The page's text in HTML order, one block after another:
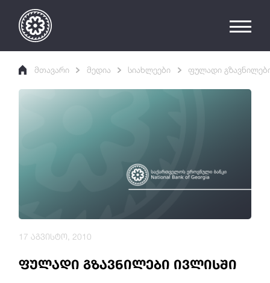
მთავარი მედია სიახლეები ფულადი
ფულადი გზავნილები ივლისში
17 აგვისტო, 2010